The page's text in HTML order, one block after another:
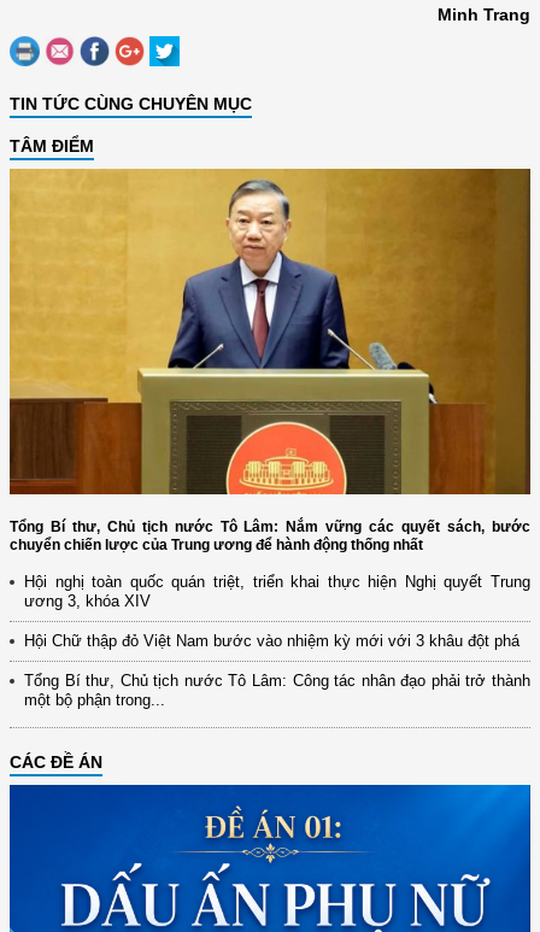
Minh Trang
TIN TỨC CÙNG CHUYÊN MỤC
TÂM ĐIỂM
Tổng Bí thư, Chủ tịch nước Tô Lâm: Nắm vững các quyết sách, bước
chuyển chiến lược của Trung ương để hành động thống nhất
Hội nghị toàn quốc quán triệt, triển khai thực hiện Nghị quyết Trung
ương 3, khóa XIV
Hội Chữ thập đỏ Việt Nam bước vào nhiệm kỳ mới với 3 khâu đột phá
Tổng Bí thư, Chủ tịch nước Tô Lâm: Công tác nhân đạo phải trở thành
một bộ phận trong...
CÁC ĐỀ ÁN